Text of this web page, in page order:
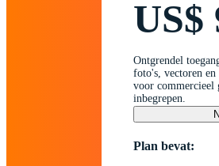
US$
Ontgrendel
foto's, vectoren
voor commercieel
inbegrepen.
Plan bevat: